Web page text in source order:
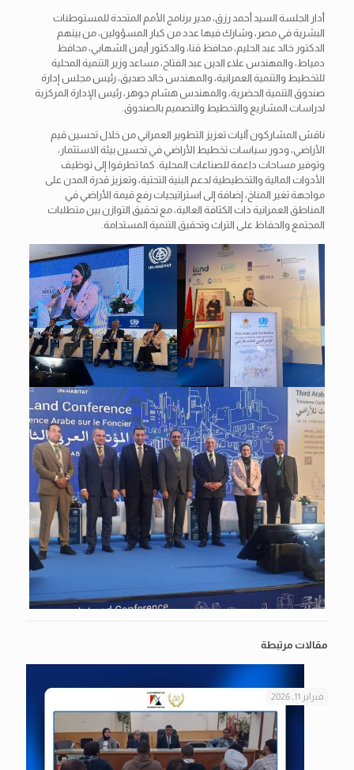
أدار الجلسة السيد أحمد رزق، مدير برنامج الأمم المتحدة للمستوطنات
البشرية في مصر، وشارك فيها عدد من كبار المسؤولين، من بينهم
الدكتور خالد عبد الحليم، محافظ قنا، والدكتور أيمن الشهابي، محافظ
دمياط، والمهندس علاء الدين عبد الفتاح، مساعد وزير التنمية المحلية
للتخطيط والتنمية العمرانية، والمهندس خالد صديق، رئيس مجلس إدارة
صندوق التنمية الحضرية، والمهندس هشام جوهر، رئيس الإدارة المركزية
لدراسات المشاريع والتخطيط والتصميم بالصندوق.
ناقش المشاركون آليات تعزيز التطوير العمراني من خلال تحسين قيم
الأراضي، ودور سياسات تخطيط الأراضي في تحسين بيئة الاستثمار،
وتوفير مساحات داعمة للصناعات المحلية. كما تطرقوا إلى توظيف
الأدوات المالية والتخطيطية لدعم البنية التحتية، وتعزيز قدرة المدن على
مواجهة تغير المناخ، إضافة إلى استراتيجيات رفع قيمة الأراضي في
المناطق العمرانية ذات الكثافة العالية، مع تحقيق التوازن بين متطلبات
المجتمع والحفاظ على التراث وتحقيق التنمية المستدامة.
مقالات مرتبطة
فبراير 11, 2026